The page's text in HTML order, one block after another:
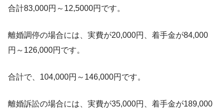
合計83,000円～12,5000円です。
離婚調停の場合には、実費が20,000円、着手金が84,000
円～126,000円です。
合計で、104,000円～146,000円です。
離婚訴訟の場合には、実費が35,000円、着手金が189,000